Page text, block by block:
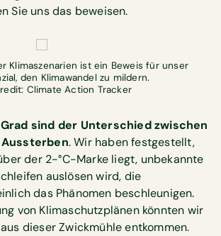
Sie uns das beweisen.
Klimaszenarien ist ein Beweis für unser
den Klimawandel zu mildern.
Climate Action Tracker
sind der Unterschied zwischen
. Wir haben festgestellt,
der 2-°C-Marke liegt, unbekannte
auslösen wird, die
das Phänomen beschleunigen.
von Klimaschutzplänen könnten wir
dieser Zwickmühle entkommen.